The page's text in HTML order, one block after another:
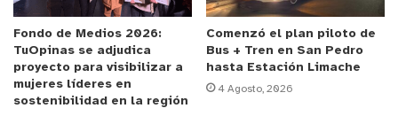
colaborar con la salud pública, implementando
acciones que permitan apoyar la gran demanda
que tienen los hospitales y la salud pública, pero lo
mínimo que esperamos es que nos puedan
informar de esta situación y trabajar en conjunto
Fondo de Medios 2026:
TuOpinas se adjudica
proyecto para visibilizar a
mujeres líderes en
sostenibilidad en la región
Comenzó el plan piloto de
Bus + Tren en San Pedro
hasta Estación Limache
4 Agosto, 2026